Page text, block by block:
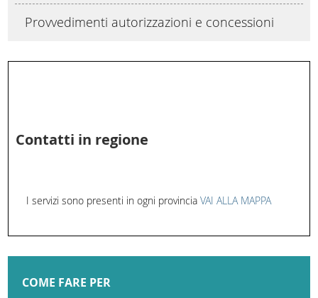
Provvedimenti autorizzazioni e concessioni
Contatti in regione
I servizi sono presenti in ogni provinciaVAI ALLA MAPPA
COME FARE PER